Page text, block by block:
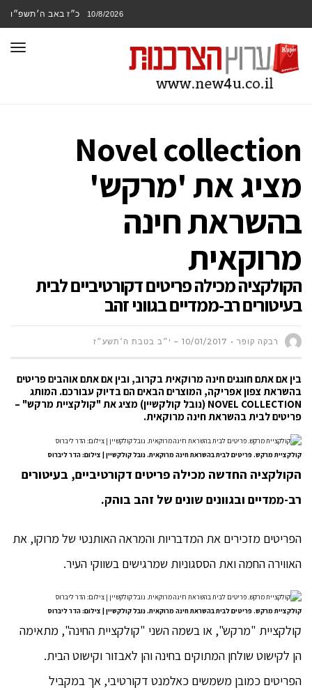
10/8/2026 כ״ז באב ה׳תשפ״ו
Novel collection
מציג את 'מרקש'
בהשראת חינה
מרוקאית
הקולקציה מכילה פריטים דקורטיביים לבית
בעיטורים רב-ממדיים בגווני זהב
רבקה קופר 10/01/2017 – י״ב בטבת ה׳תשע״ז
בין אם אתם חוגגים חינה מרוקאית בקרוב, ובין אם אתם אוהבים פריטים
בהשראת צפון אפריקה, המוצרים הבאים הם בדיוק עבורכם. המותג
NOVEL COLLECTION (נובל קולקשיין) מציג את "קולקציית מרקש" –
פריטים לבית בהשראת חינה מרוקאית.
קולקציית מרקש. פריטים לבית בהשראת חינה מרוקאית. נובל קולקשיין | צילום: הדר ליברוס
הקולקציה החדשה מכילה פריטים דקורטיביים, בעיטורים
רב-ממדיים ובגוונים שונים של זהב בוהק.
הפריטים מזכירים את המדבריות והמראה האותנטי של מרוקו, את
האווירה החמה ואת הססגוניות שמרגישים בשווקי העיר.
קולקציית מרקש. פריטים לבית בהשראת חינה מרוקאית. נובל קולקשיין | צילום: הדר ליברוס
קולקציית "מרקש", או בשמה השני "קולקציית החינה", מתאימה
הן לקישוט שולחן המתוקים בחינה והן לאבזור וקישוט הבית.
הפריטים כמובן משמשים כאלמנט דקורטיבי, אך במקביל